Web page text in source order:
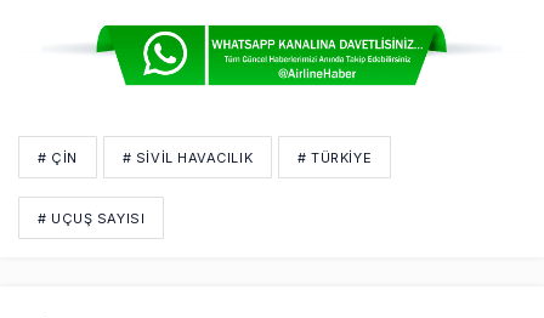
# ÇIN # SİVİL HAVACILIK # TÜRKIYE
# UÇUŞ SAYISI